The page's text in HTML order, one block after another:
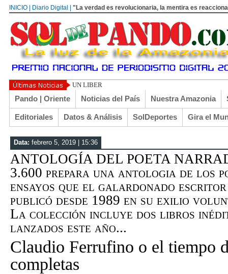
INICIO | Diario Digital | "La verdad es revolucionaria, la mentira es
UN LIBERTARIO LLAMADO EL TURI TORRICO
Pando | Oriente Noticias del País Nuestra Amazonia
Editoriales Datos & Análisis SolDeportes Gira el
Data: febrero 5, 2019 | 15:36
ANTOLOGÍA DEL POETA
3.600 prepara una antologia de los
ensayos que el galardonado escritor
publicó desde 1989 en su exilio
La colección incluye dos libros
lanzados este año...
Claudio Ferrufino o el tiempo
completas